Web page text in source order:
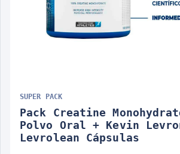
SUPER PACK
Pack Creatine
Polvo Oral + Kevin
Levrolean Cápsulas